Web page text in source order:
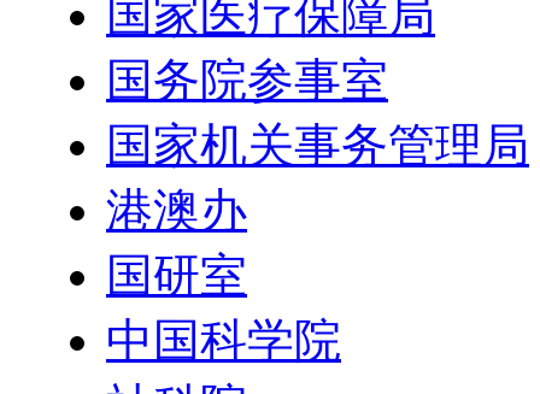
国家医疗保障局
国务院参事室
国家机关事务管理局
港澳办
国研室
中国科学院